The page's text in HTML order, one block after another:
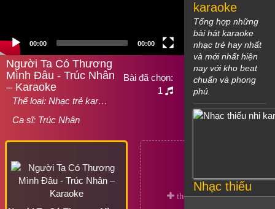
00:00 00:00
Người Ta Có Thương
Mình Đâu - Trúc Nhân
– Karaoke
Thể loại: Nhạc trẻ kar…
Ca sĩ: Trúc Nhân
Bài đã chọn:
1
karaoke
Tổng hợp những
bài hát karaoke
nhạc trẻ hay nhất
và mới nhất hiện
nay với kho beat
chuẩn và phong
phú.
Nhạc thiếu